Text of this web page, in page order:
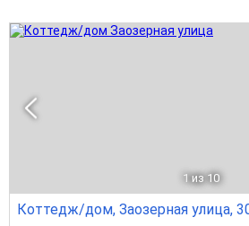
1 из 10
Коттедж/дом, Заозерная улица,